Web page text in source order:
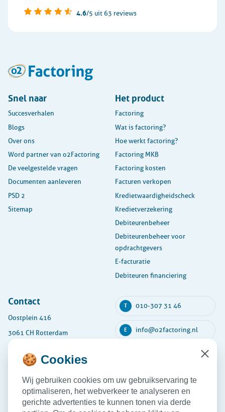
4.6/5 uit 63 reviews
Snel naar
Succesverhalen
Blogs
Over ons
Word partner van o2Factoring
De veelgestelde vragen
Documenten aanleveren
PSD 2
Sitemap
Het product
Factoring
Wat is factoring?
Hoe werkt factoring?
Factoring MKB
Factoring kosten
Facturen verkopen
Kredietwaardigheidscheck
Kredietverzekering
Debiteurenbeheer
Debiteurenbeheer voor
opdrachtgevers
E-facturatie
Debiteuren financiering
Contact
Oostplein 416
3061 CH Rotterdam
Maandag
08:30 - 17:30
Dinsdag
08:30 - 17:30
Woensdag 08:30 - 17:30
T 010-307 31 46
E info@o2factoring.nl
🍪 Cookies
Wij gebruiken cookies om uw gebruikservaring te
optimaliseren, het webverkeer te analyseren en
gerichte advertenties te kunnen tonen via derde
Close